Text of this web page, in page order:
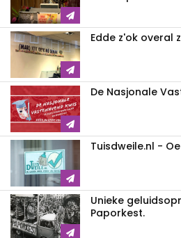
Edde z'ok overal
De Nasjonale
Tuisdweile.nl -
Unieke
Paporkest.